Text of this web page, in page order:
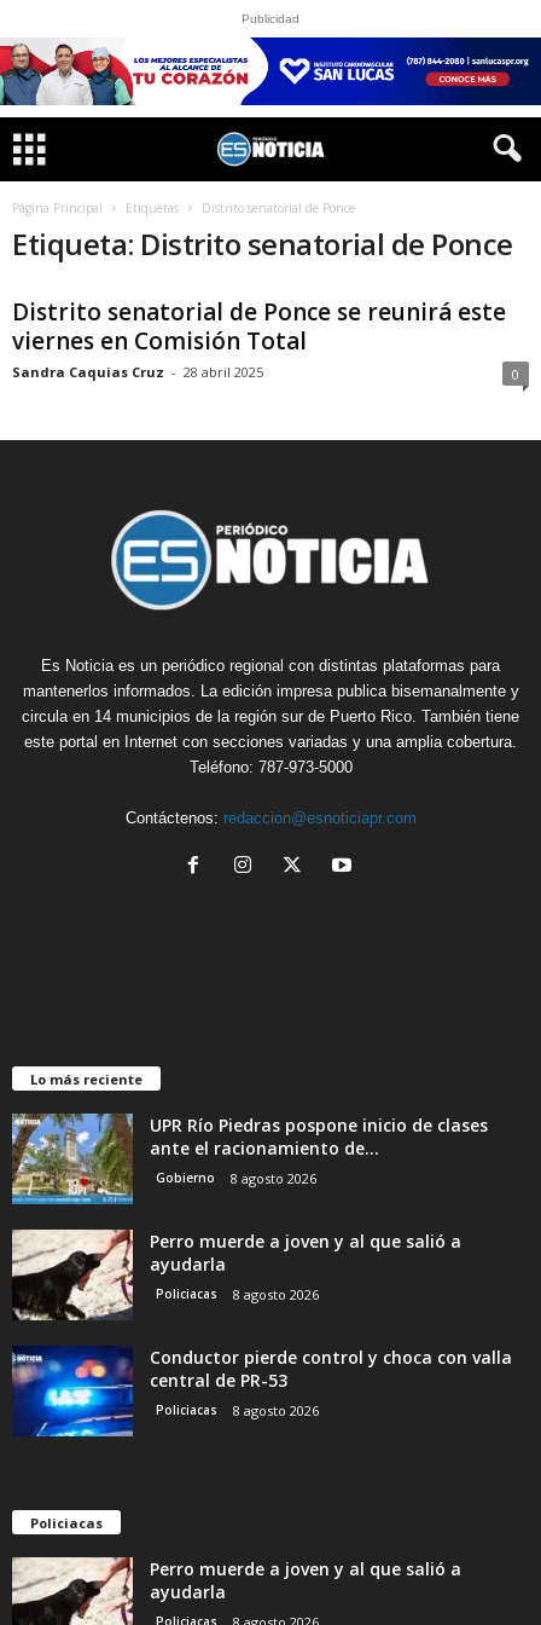
Publicidad
Página Principal Etiquetas Distrito senatorial de Ponce
Etiqueta: Distrito senatorial de Ponce
Distrito senatorial de Ponce se reunirá este
viernes en Comisión Total
Sandra Caquias Cruz - 28 abril 2025 0
Es Noticia es un periódico regional con distintas plataformas para
mantenerlos informados. La edición impresa publica bisemanalmente y
circula en 14 municipios de la región sur de Puerto Rico. También tiene
este portal en Internet con secciones variadas y una amplia cobertura.
Teléfono: 787-973-5000
Contáctenos: redaccion@esnoticiapr.com
Lo más reciente
UPR Río Piedras pospone inicio de clases
ante el racionamiento de...
Gobierno 8 agosto 2026
Perro muerde a joven y al que salió a
ayudarla
Policiacas 8 agosto 2026
Conductor pierde control y choca con valla
central de PR-53
Policiacas 8 agosto 2026
Policiacas
Perro muerde a joven y al que salió a
ayudarla
Policiacas